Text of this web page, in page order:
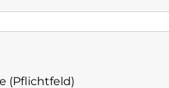
(Pflichtfeld)